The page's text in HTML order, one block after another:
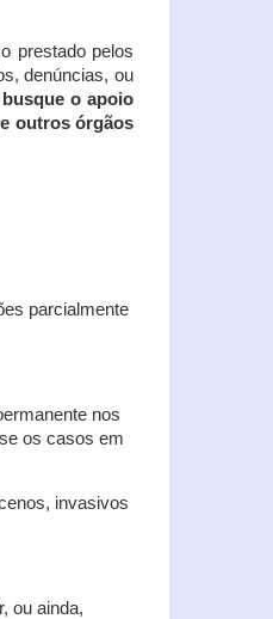
prestado pelos
denúncias, ou
o apoio
outros órgãos
parcialmente
nos
os casos em
invasivos
ou ainda,